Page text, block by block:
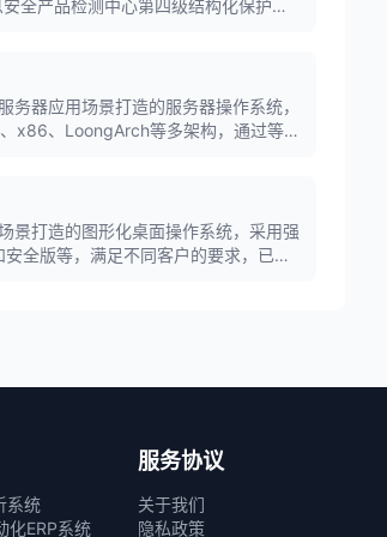
全产品检测中心第四级结构化保护级
器应用场景打造的服务器操作系统，
x86、LoongArch等多架构，通过等保
景打造的图形化桌面操作系统，采用强
全版等，满足不同客户的要求，已广
系统
化ERP系统
服务协议
关于我们
隐私政策